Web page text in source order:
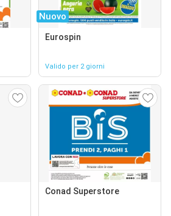
Nuovo
Eurospin
Valido per 2 giorni
Conad Superstore